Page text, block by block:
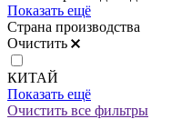
Показать ещё
Страна производства
Очистить
КИТАЙ
Показать ещё
Очистить все фильтры